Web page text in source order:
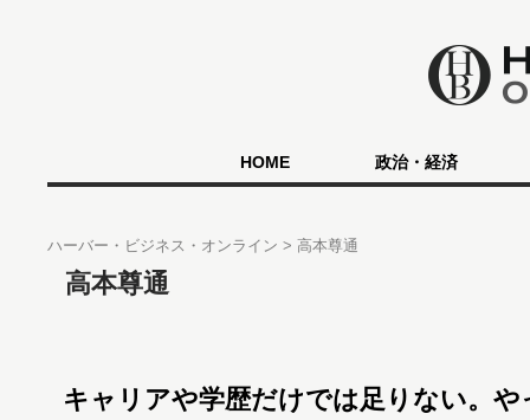
HOME 政治・経済
ハーバー・ビジネス・オンライン 高本尊通
高本尊通
キャリアや学歴だけでは足りない。や